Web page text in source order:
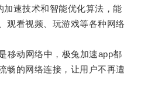
速技术和智能优化算法，能
观看视频、玩游戏等各种网络
动网络中，极兔加速app都
畅的网络连接，让用户不再遭